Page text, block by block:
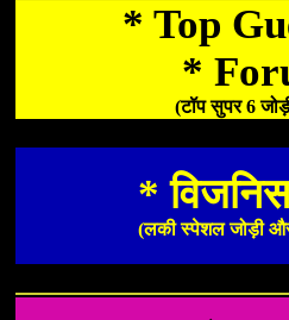
* Top
*
(टॉप सुपर 6
*
(लकी स्पेशल जोड़ी